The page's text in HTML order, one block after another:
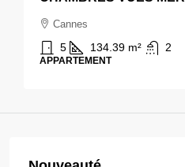
Cannes
5 134.39 m² 2
APPARTEMENT